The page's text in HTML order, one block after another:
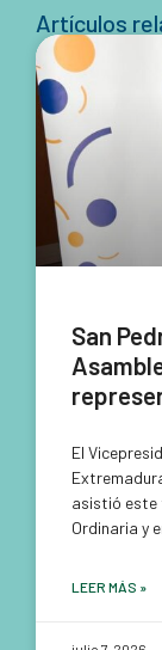
Artículos
San
El
asistió este
Ordinaria y
LEER MÁS »